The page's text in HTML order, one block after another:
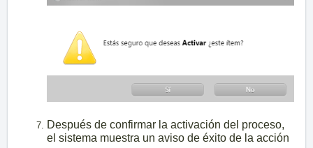
Después de confirmar la activación del proceso,
el sistema muestra un aviso de éxito de la acción